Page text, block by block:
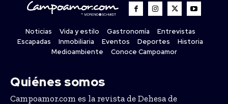
Noticias Vida y estilo Gastronomía
Entrevistas
Escapadas
Inmobiliaria Eventos Deportes
Historia
Medioambiente
Conoce Campoamor
Quiénes somos
Campoamor.com es la revista de Dehesa de